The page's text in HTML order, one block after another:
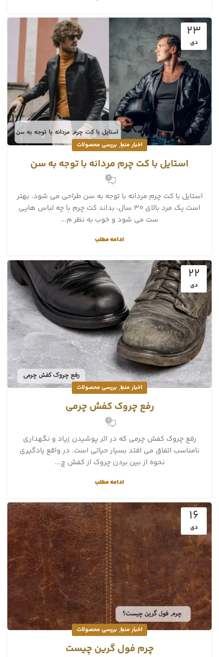
23
دی
اخبار منطِ, بررسی محصولات
استایل با کت چرم مردانه با توجه به سن
0
استایل با کت چرم مردانه با توجه به سن طراحی می شود. بهتر
است یک مرد بالای 30 سال، بداند کت چرم با چه لباس هایی
ست می شود و خوب به نظر م...
ادامه مطلب
22
دی
اخبار منطِ, بررسی محصولات
رفع چروک کفش چرمی
0
رفع چروک کفش چرمی که در اثر پوشیدن زیاد و نگهداری
نامناسب اتفاق می افتد بسیار حیاتی است. در واقع یادگیری
نحوه از بین بردن چروک از کفش چ...
ادامه مطلب
16
دی
اخبار منطِ, بررسی محصولات
چرم فول گرین چیست